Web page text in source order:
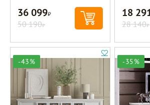
36 099Р
50 190Р
18
28 140Р
-43% -35%